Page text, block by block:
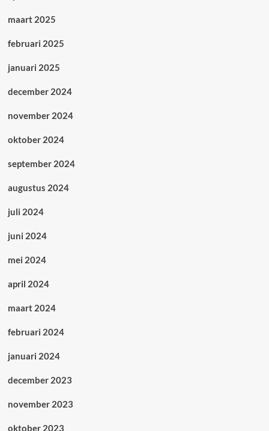
maart 2025
februari 2025
januari 2025
december 2024
november 2024
oktober 2024
september 2024
augustus 2024
juli 2024
juni 2024
mei 2024
april 2024
maart 2024
februari 2024
januari 2024
december 2023
november 2023
oktober 2023